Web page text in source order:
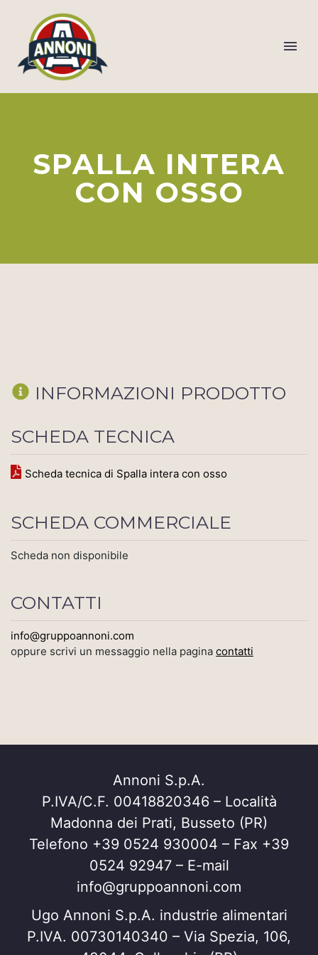
SPALLA INTERA
CON OSSO
INFORMAZIONI PRODOTTO
SCHEDA TECNICA
Scheda tecnica di Spalla intera con osso
SCHEDA COMMERCIALE
Scheda non disponibile
CONTATTI
info@gruppoannoni.com
oppure scrivi un messaggio nella pagina contatti
Annoni S.p.A.
P.IVA/C.F. 00418820346 – Località
Madonna dei Prati, Busseto (PR)
Telefono +39 0524 930004 – Fax +39
0524 92947 – E-mail
info@gruppoannoni.com
Ugo Annoni S.p.A. industrie alimentari
P.IVA. 00730140340 – Via Spezia, 106,